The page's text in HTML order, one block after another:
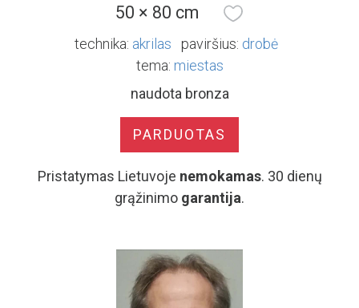
50 × 80 cm
technika: akrilas paviršius: drobė
tema: miestas
naudota bronza
PARDUOTAS
Pristatymas Lietuvoje nemokamas. 30 dienų
grąžinimo garantija.